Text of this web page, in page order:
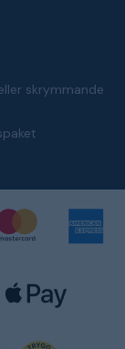
skrymmande